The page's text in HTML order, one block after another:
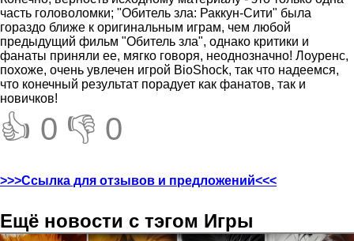
часть головоломки; "Обитель зла: Раккун-Сити" была
гораздо ближе к оригинальным играм, чем любой
предыдущий фильм "Обитель зла", однако критики и
фанаты приняли ее, мягко говоря, неоднозначно! Лоуренс,
похоже, очень увлечен игрой BioShock, так что надеемся,
что конечный результат порадует как фанатов, так и
новичков!
👍 0 👎 0
>>>Ссылка для отзывов и предложений<<<
Ещё новости с тэгом Игры